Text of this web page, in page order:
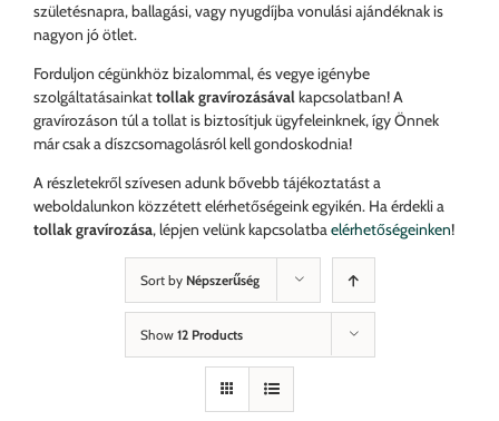
Sort by Népszerűség
Show 12 Products
születésnapra, ballagási, vagy nyugdíjba vonulási ajándéknak is
nagyon jó ötlet.
Forduljon cégünkhöz bizalommal, és vegye igénybe
szolgáltatásainkattollak gravírozásávalkapcsolatban! A
gravírozáson túl a tollat is biztosítjuk ügyfeleinknek, így Önnek
már csak a díszcsomagolásról kell gondoskodnia!
A részletekről szívesen adunk bővebb tájékoztatást a
weboldalunkon közzétett elérhetőségeink egyikén. Ha érdekli a
tollak gravírozása, lépjen velünk kapcsolatbaelérhetőségeinken!